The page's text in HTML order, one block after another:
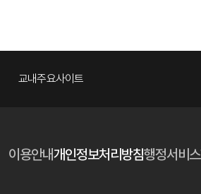
교내주요사이트
이용안내개인정보처리방침행정서비